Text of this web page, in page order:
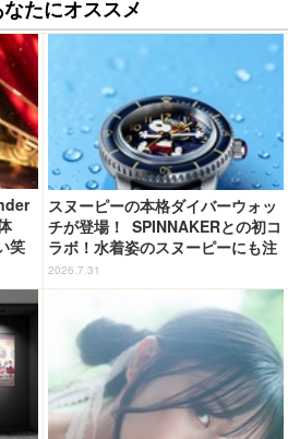
たにオススメ
笑
スヌーピーの本格ダイバーウォッ
チが登場！ SPINNAKERとの初コ
ラボ！水着姿のスヌーピーにも注
目
2026.7.31